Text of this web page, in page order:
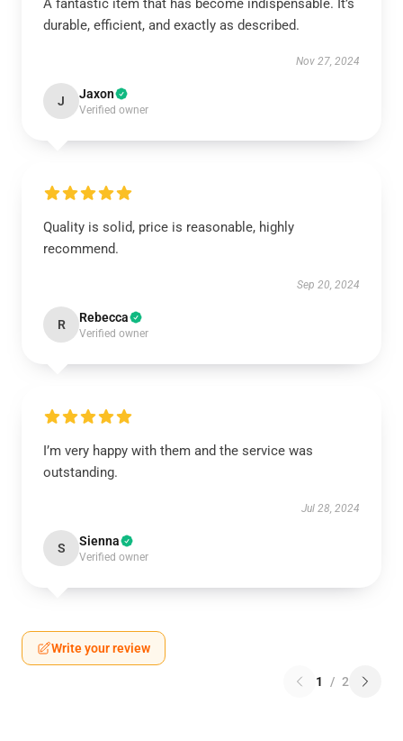
A fantastic item that has become indispensable. It’s
durable, efficient, and exactly as described.
Nov 27, 2024
J Jaxon
Verified owner
Quality is solid, price is reasonable, highly
recommend.
Sep 20, 2024
R Rebecca
Verified owner
I’m very happy with them and the service was
outstanding.
Jul 28, 2024
S Sienna
Verified owner
Write your review
1 / 2